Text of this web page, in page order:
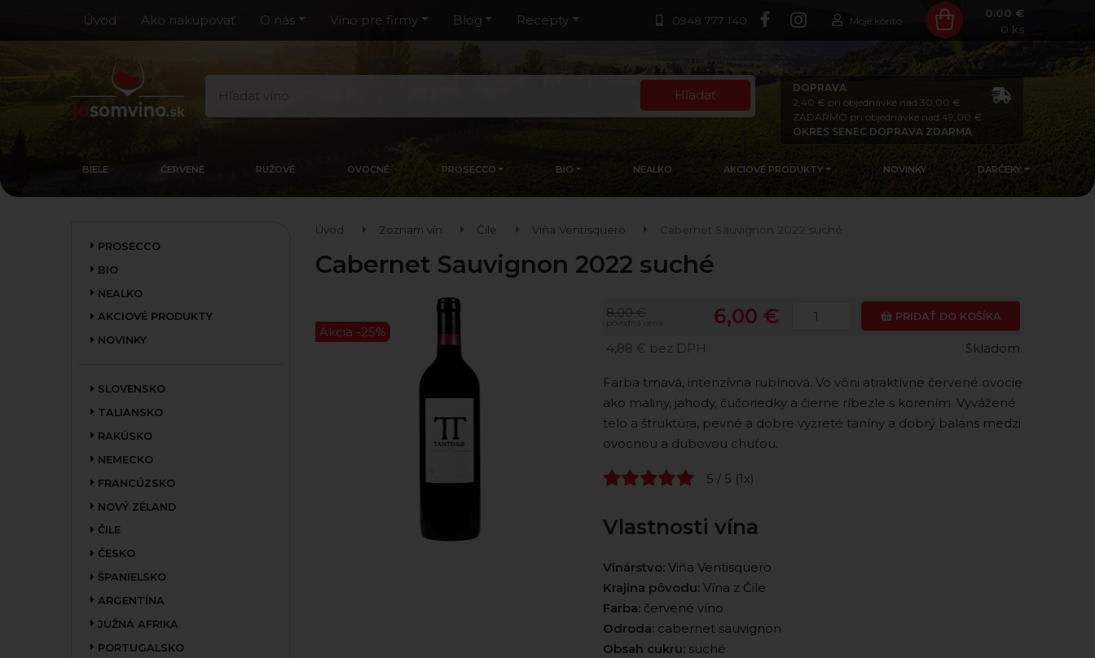
0948 777 140
Úvod Ako nakupovať O nás Víno pre firmy Blog Recepty Moje konto
0.00 €
0 ks
Hľadať
DOPRAVA
2,40 € pri objednávke nad 30,00 €
ZADARMO pri objednávke nad 49,00 €
OKRES SENEC DOPRAVA ZDARMA
BIELE ČERVENÉ RUŽOVÉ OVOCNÉ PROSECCO BIO NEALKO AKCIOVÉ PRODUKTY NOVINKY DARČEKY
PROSECCO
BIO
NEALKO
AKCIOVÉ PRODUKTY
NOVINKY
SLOVENSKO
TALIANSKO
RAKÚSKO
NEMECKO
FRANCÚZSKO
NOVÝ ZÉLAND
ČILE
ČESKO
ŠPANIELSKO
ARGENTÍNA
JUŽNÁ AFRIKA
PORTUGALSKO
Úvod Zoznam vín Čile Viňa Ventisquero Cabernet Sauvignon 2022 suché
Cabernet Sauvignon 2022 suché
6,00 €
4,88 € bez DPH
8,00 €
pôvodná cena PRIDAŤ DO KOŠÍKA
Skladom
Akcia -25%
Farba tmavá, intenzívna rubínová. Vo vôni atraktívne červené ovocie
ako maliny, jahody, čučoriedky a čierne ríbezle s korením. Vyvážené
telo a štruktúra, pevné a dobre vyzreté taníny a dobrý balans medzi
ovocnou a dubovou chuťou.
5 / 5 (1x)
Vlastnosti vína
Vinárstvo: Viňa Ventisquero
Krajina pôvodu: Vína z Čile
Farba: červené víno
Odroda: cabernet sauvignon
Obsah cukru: suché